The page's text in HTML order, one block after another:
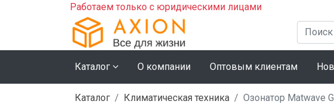
Работаем только с юридическими лицами
Каталог О компании Оптовым клиентам
Каталог Климатическая техника Озонатор Matwave